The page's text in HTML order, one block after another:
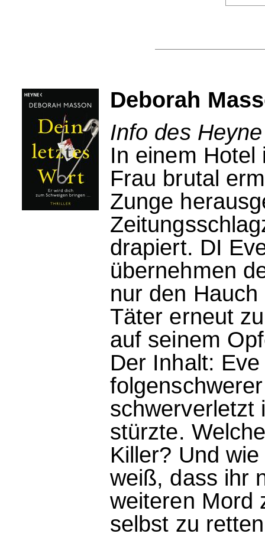
Deborah
Info des
In einem Hotel
Frau brutal
Zunge
drapiert. DI
übernehmen
nur den
Täter erneut
auf seinem
Der Inhalt:
schwerverletzt
stürzte.
Killer? Und
weiß, dass ihr
weiteren Mord
selbst zu